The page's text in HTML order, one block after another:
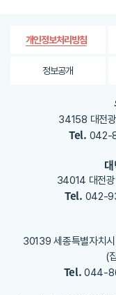
개인정보처리방침
정보공개
34158 대전
Tel. 042-
34014 대전
Tel. 042-
30139 세종특별자치
(
Tel.044-